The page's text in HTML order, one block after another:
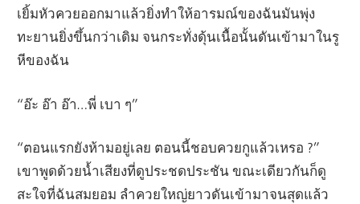
เยิ้มหัวควยออกมาแล้วยิ่งทำให้อารมณ์ของฉันมันพุ่ง
ทะยานยิ่งขึ้นกว่าเดิม จนกระทั่งดุ้นเนื้อนั้นดันเข้ามาในรู
หีของฉัน
“อ๊ะ อ๊า อ๊า…พี่ เบา ๆ”
“ตอนแรกยังห้ามอยู่เลย ตอนนี้ชอบควยกูแล้วเหรอ ?”
เขาพูดด้วยน้ำเสียงที่ดูประชดประชัน ขณะเดียวกันก็ดู
สะใจที่ฉันสมยอม ลำควยใหญ่ยาวดันเข้ามาจนสุดแล้ว